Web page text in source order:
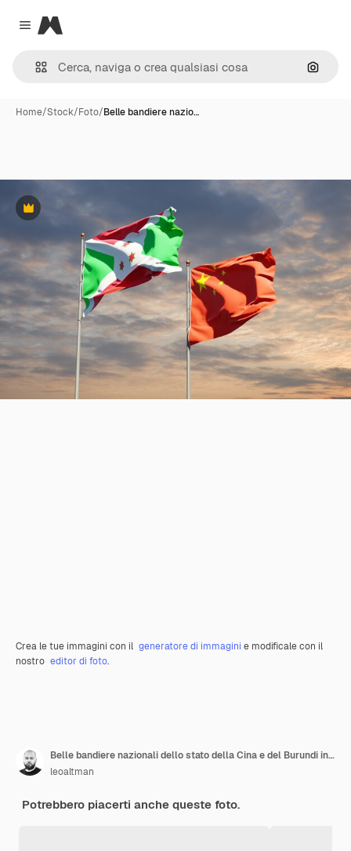
Close menu
Magnific
Cerca
Home/Stock/Foto/Belle bandiere nazio…
Premium
Crea le tue immagini con il generatore di immagini e modificale con il
nostro editor di foto.
Belle bandiere nazionali dello stato della Cina e del Burundi insieme al cielo
leoaltman
Potrebbero piacerti anche queste foto.